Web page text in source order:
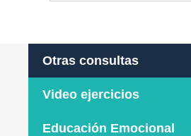
Otras consultas
Video ejercicios
Educación Emocional